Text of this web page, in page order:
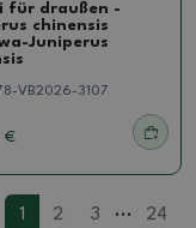
für draußen -
chinensis
Juniperus
VB2026-3107
€
1 2 3 ... 24